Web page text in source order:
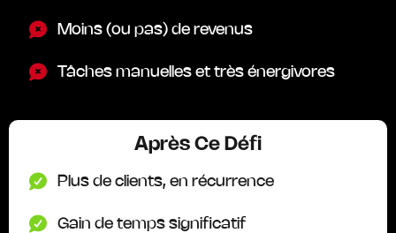
Moins (ou pas) de revenus
Tâches manuelles et très énergivores
Après Ce Défi
Plus de clients, en récurrence
Gain de temps significatif